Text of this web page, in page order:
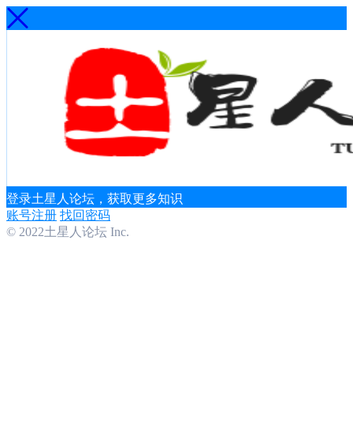
登录土星人论坛，获取更多知识
账号注册 找回密码
© 2022土星人论坛 Inc.